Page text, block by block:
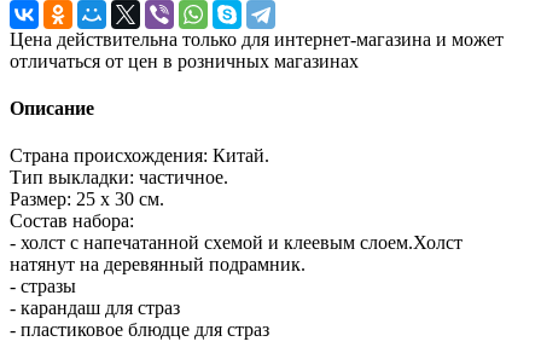
Цена действительна только для интернет-магазина и может
отличаться от цен в розничных магазинах
Описание
Страна происхождения: Китай.
Тип выкладки: частичное.
Размер: 25 х 30 см.
Состав набора:
- холст с напечатанной схемой и клеевым слоем.Холст
натянут на деревянный подрамник.
- стразы
- карандаш для страз
- пластиковое блюдце для страз